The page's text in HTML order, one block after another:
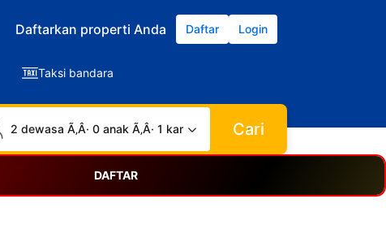
Daftarkan properti Anda Daftar Login
Taksi bandara
2 dewasa Ã‚Â· 0 anak Ã‚Â· 1 kamar Cari
DAFTAR